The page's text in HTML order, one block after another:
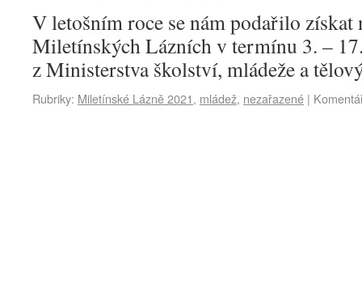
V letošním roce se nám podařilo získat
Miletínských Lázních v termínu 3. –
z Ministerstva školství, mládeže a
Rubriky: Miletínské Lázně 2021, mládež, nezařazené |